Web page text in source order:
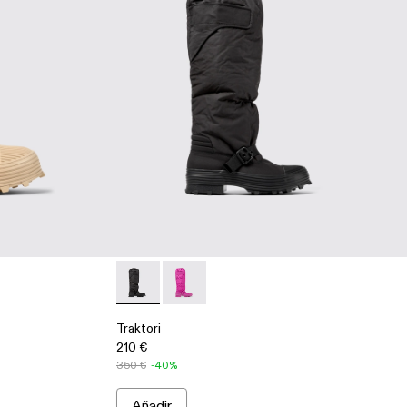
beige
- Botines negros Traktori - A700008-001 - Botas altas negras
Traktori - A700008-003 - Botas altas
Traktori
210 €
350 € -40%